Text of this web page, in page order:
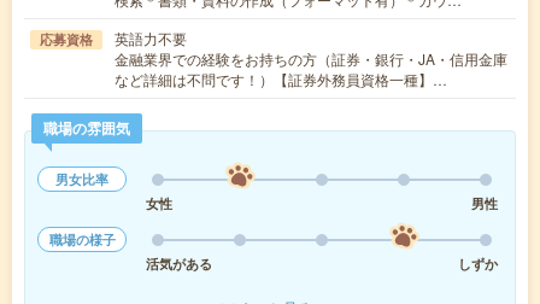
応募資格
英語力不要
金融業界での経験をお持ちの方（証券・銀行・JA・信用金庫
など詳細は不問です！）【証券外務員資格一種】…
職場の雰囲気
男女比率
女性
男性
職場の様子
活気がある
しずか